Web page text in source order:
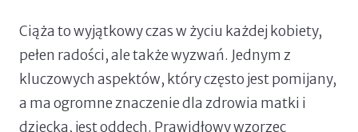
Ciąża to wyjątkowy czas w życiu każdej kobiety,
pełen radości, ale także wyzwań. Jednym z
kluczowych aspektów, który często jest pomijany,
a ma ogromne znaczenie dla zdrowia matki i
dziecka, jest oddech. Prawidłowy wzorzec